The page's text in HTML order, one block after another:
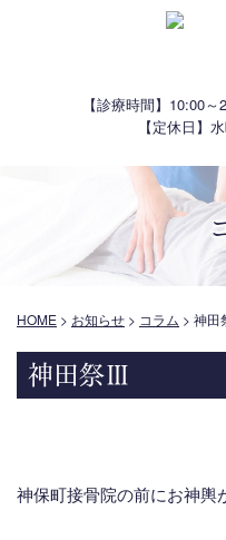
【診療時間】10:00～
【定休日】
HOME > お知らせ > コラム > 神田
神田祭Ⅲ
神保町接骨院の前にお神輿